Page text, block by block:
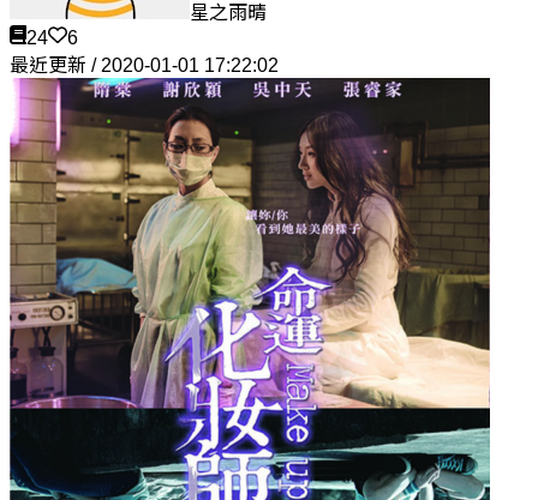
星之雨晴
24
6
最近更新 / 2020-01-01 17:22:02